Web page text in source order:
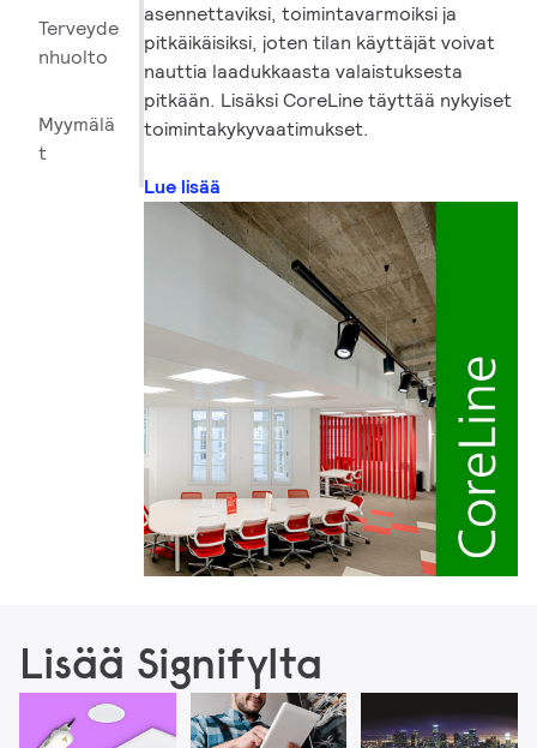
Terveyde
nhuolto
Myymälä
t
asennettaviksi, toimintavarmoiksi ja
pitkäikäisiksi, joten tilan käyttäjät voivat
nauttia laadukkaasta valaistuksesta
pitkään. Lisäksi CoreLine täyttää nykyiset
toimintakykyvaatimukset.
Lue lisää
Lisää Signifylta